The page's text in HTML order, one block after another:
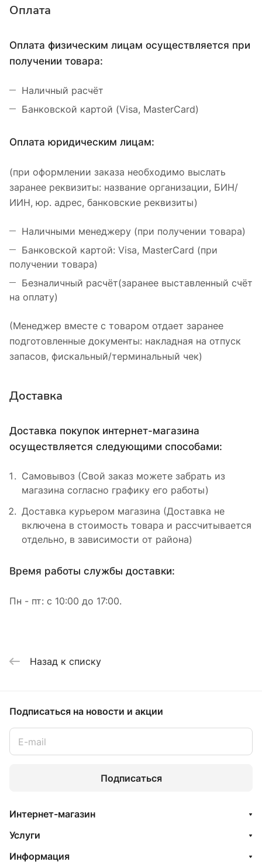
Оплата
Оплата физическим лицам осуществляется при
получении товара:
Наличный расчёт
Банковской картой (Visa, MasterCard)
Оплата юридическим лицам:
(при оформлении заказа необходимо выслать
заранее реквизиты: название организации, БИН/
ИИН, юр. адрес, банковские реквизиты)
Наличными менеджеру (при получении товара)
Банковской картой: Visa, MasterCard (при
получении товара)
Безналичный расчёт(заранее выставленный счёт
на оплату)
(Менеджер вместе с товаром отдает заранее
подготовленные документы: накладная на отпуск
запасов, фискальный/терминальный чек)
Доставка
Доставка покупок интернет-магазина
осуществляется следующими способами:
Самовывоз (Свой заказ можете забрать из
магазина согласно графику его работы)
Доставка курьером магазина (Доставка не
включена в стоимость товара и рассчитывается
отдельно, в зависимости от района)
Время работы службы доставки:
Пн - пт: с 10:00 до 17:00.
Назад к списку
Подписаться на новости и акции
Подписаться
Интернет-магазин
Услуги
Информация